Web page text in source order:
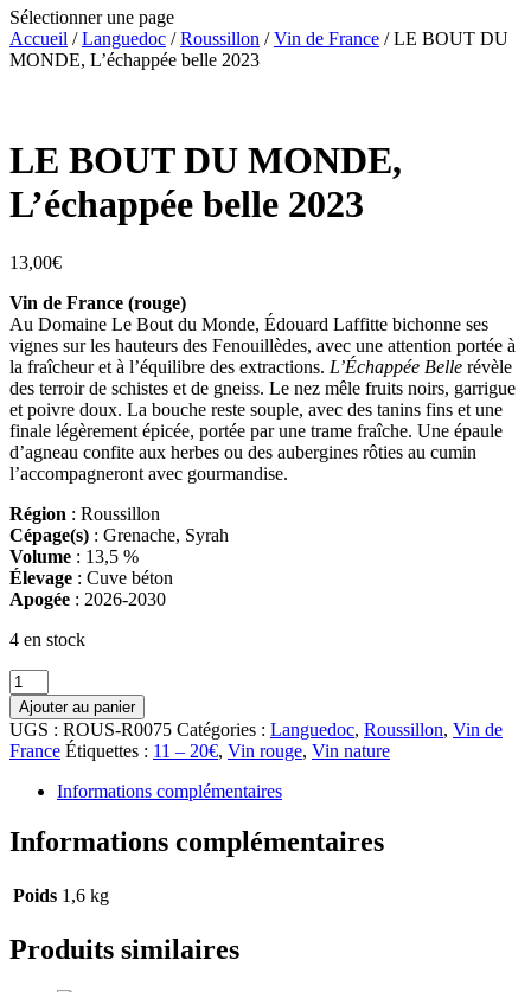
Sélectionner une page
Accueil /Languedoc /Roussillon /Vin de France / LE BOUT DU
MONDE, L’échappée belle 2023
LE BOUT DU MONDE,
L’échappée belle 2023
13,00€
Vin de France (rouge)
Au Domaine Le Bout du Monde, Édouard Laffitte bichonne ses
vignes sur les hauteurs des Fenouillèdes, avec une attention portée à
la fraîcheur et à l’équilibre des extractions. L’Échappée Belle révèle
des terroir de schistes et de gneiss. Le nez mêle fruits noirs, garrigue
et poivre doux. La bouche reste souple, avec des tanins fins et une
finale légèrement épicée, portée par une trame fraîche. Une épaule
d’agneau confite aux herbes ou des aubergines rôties au cumin
l’accompagneront avec gourmandise.
Région : Roussillon
Cépage(s) : Grenache, Syrah
Volume : 13,5 %
Élevage : Cuve béton
Apogée : 2026-2030
4 en stock
quantité
de
LE
BOUT
DU
MONDE,
L'échappée
belle
2023
Ajouter au panier
UGS : ROUS-R0075 Catégories : Languedoc, Roussillon, Vin de
France Étiquettes : 11 – 20€, Vin rouge, Vin nature
Informations complémentaires
Informations complémentaires
Poids 1,6 kg
Produits similaires